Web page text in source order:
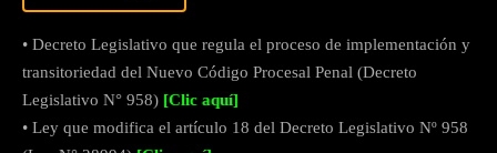
• Decreto Legislativo que regula el proceso de implementación y
transitoriedad del Nuevo Código Procesal Penal (Decreto
Legislativo N° 958) [Clic aquí]
• Ley que modifica el artículo 18 del Decreto Legislativo Nº 958